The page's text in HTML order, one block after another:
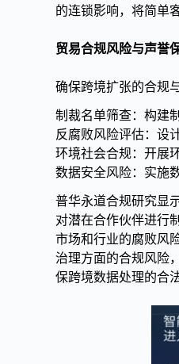
的连锁影响，将简单
贸易合规风险与声誉保
确保跨境扩张的合规
制裁名单筛查：构建
反腐败风险评估：设
环境社会合规：开展
数据安全风险：实施
普华永道合规研究显
对潜在合作伙伴进行
市场和行业的腐败风
治理方面的合规风险
保跨境数据处理的合